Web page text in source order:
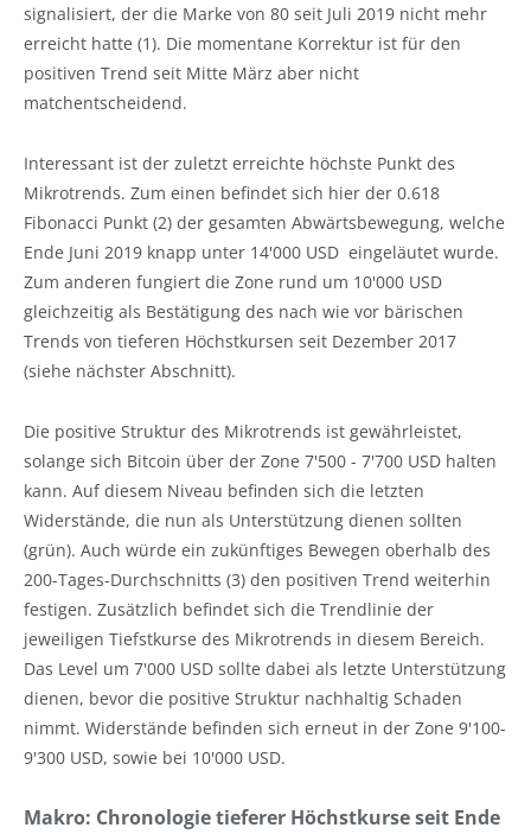
signalisiert, der die Marke von 80 seit Juli 2019 nicht mehr
erreicht hatte (1). Die momentane Korrektur ist für den
positiven Trend seit Mitte März aber nicht
matchentscheidend.
Interessant ist der zuletzt erreichte höchste Punkt des
Mikrotrends. Zum einen befindet sich hier der 0.618
Fibonacci Punkt (2) der gesamten Abwärtsbewegung, welche
Ende Juni 2019 knapp unter 14'000 USD eingeläutet wurde.
Zum anderen fungiert die Zone rund um 10'000 USD
gleichzeitig als Bestätigung des nach wie vor bärischen
Trends von tieferen Höchstkursen seit Dezember 2017
(siehe nächster Abschnitt).
Die positive Struktur des Mikrotrends ist gewährleistet,
solange sich Bitcoin über der Zone 7'500 - 7'700 USD halten
kann. Auf diesem Niveau befinden sich die letzten
Widerstände, die nun als Unterstützung dienen sollten
(grün). Auch würde ein zukünftiges Bewegen oberhalb des
200-Tages-Durchschnitts (3) den positiven Trend weiterhin
festigen. Zusätzlich befindet sich die Trendlinie der
jeweiligen Tiefstkurse des Mikrotrends in diesem Bereich.
Das Level um 7'000 USD sollte dabei als letzte Unterstützung
dienen, bevor die positive Struktur nachhaltig Schaden
nimmt. Widerstände befinden sich erneut in der Zone 9'100-
9'300 USD, sowie bei 10'000 USD.
Makro: Chronologie tieferer Höchstkurse seit Ende